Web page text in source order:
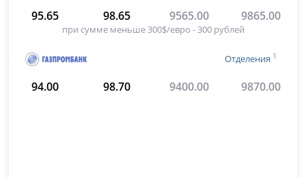
95.65 98.65 9565.00 9865.00
при сумме меньше 300$/евро - 300 рублей
Отделения 1
94.00 98.70 9400.00 9870.00